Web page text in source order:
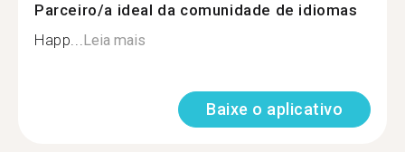
Parceiro/a ideal da comunidade de idiomas
Happ...Leia mais
Baixe o aplicativo